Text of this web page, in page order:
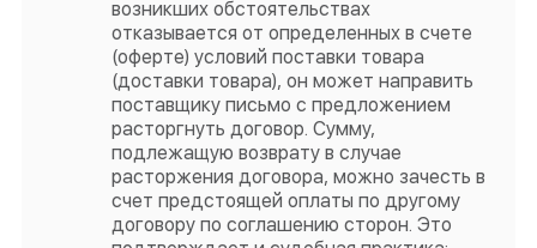
возникших обстоятельствах
отказывается от определенных в счете
(оферте) условий поставки товара
(доставки товара), он может направить
поставщику письмо с предложением
расторгнуть договор. Сумму,
подлежащую возврату в случае
расторжения договора, можно зачесть в
счет предстоящей оплаты по другому
договору по соглашению сторон. Это